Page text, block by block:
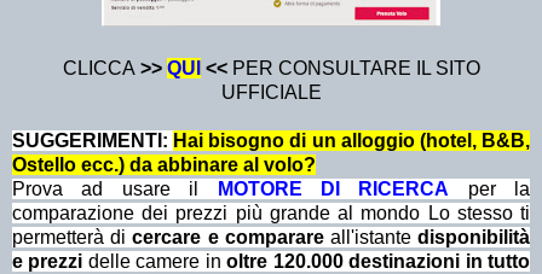
CLICCA >> QUI <<PER CONSULTARE IL SITO
UFFICIALE
SUGGERIMENTI: Hai bisogno di un alloggio (hotel, B&B,
Ostello ecc.) da abbinare al volo?
Prova ad usare il
MOTORE DI RICERCA
per la
comparazione dei prezzi più grande al mondo Lo stesso ti
permetterà dicercare e comparare all'istantedisponibilità
e prezzi delle camere inoltre 120.000 destinazioni in tutto